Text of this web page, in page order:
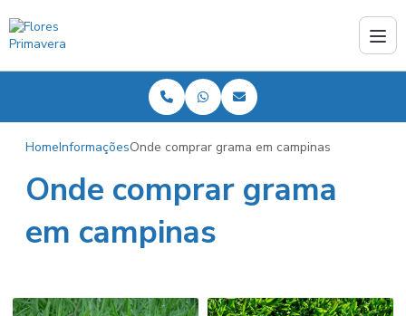
HomeInformaçõesOnde comprar grama em campinas
Onde comprar grama
em campinas